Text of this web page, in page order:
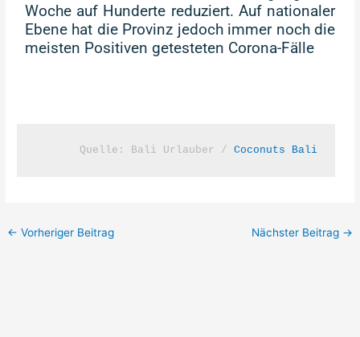
Woche auf Hunderte reduziert. Auf nationaler
Ebene hat die Provinz jedoch immer noch die
meisten Positiven getesteten Corona-Fälle
Quelle: Bali Urlauber / Coconuts Bali
← Vorheriger Beitrag Nächster Beitrag →